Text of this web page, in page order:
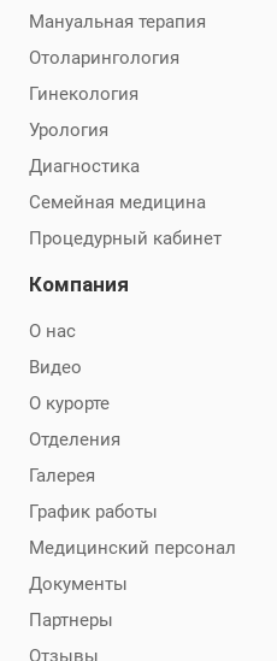
Мануальная терапия
Отоларингология
Гинекология
Урология
Диагностика
Семейная медицина
Процедурный кабинет
Компания
О нас
Видео
О курорте
Отделения
Галерея
График работы
Медицинский персонал
Документы
Партнеры
Отзывы